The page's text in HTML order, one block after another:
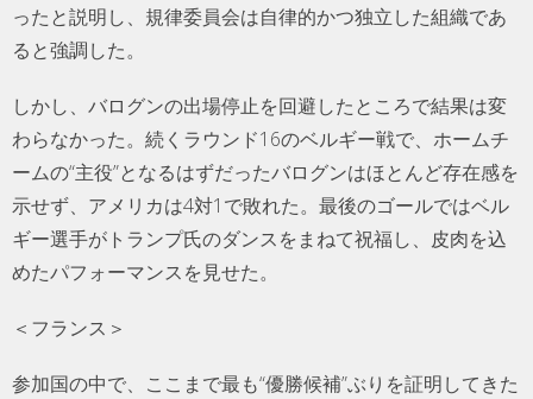
ったと説明し、規律委員会は自律的かつ独立した組織であ
ると強調した。
しかし、バログンの出場停止を回避したところで結果は変
わらなかった。続くラウンド16のベルギー戦で、ホームチ
ームの“主役”となるはずだったバログンはほとんど存在感を
示せず、アメリカは4対1で敗れた。最後のゴールではベル
ギー選手がトランプ氏のダンスをまねて祝福し、皮肉を込
めたパフォーマンスを見せた。
＜フランス＞
参加国の中で、ここまで最も“優勝候補”ぶりを証明してきた